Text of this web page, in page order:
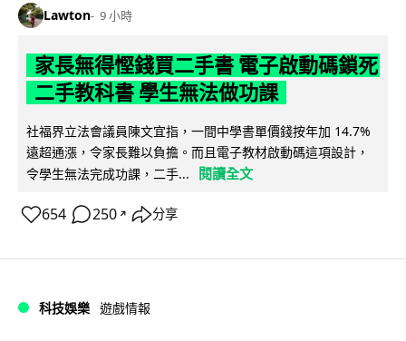
Lawton 9 小時
家長無得慳錢買二手書 電子啟動碼鎖死
二手教科書 學生無法做功課
社福界立法會議員陳文宜指，一間中學書單價錢按年加 14.7%
遠超通漲，令家長難以負擔。而且電子教材啟動碼這項設計，
令學生無法完成功課，二手...
閱讀全文
654 250 ↗ 分享
科技娛樂 遊戲情報